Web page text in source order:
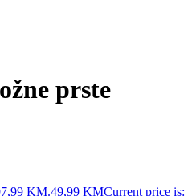
prste
KM.49,99 KMCurrent price is: